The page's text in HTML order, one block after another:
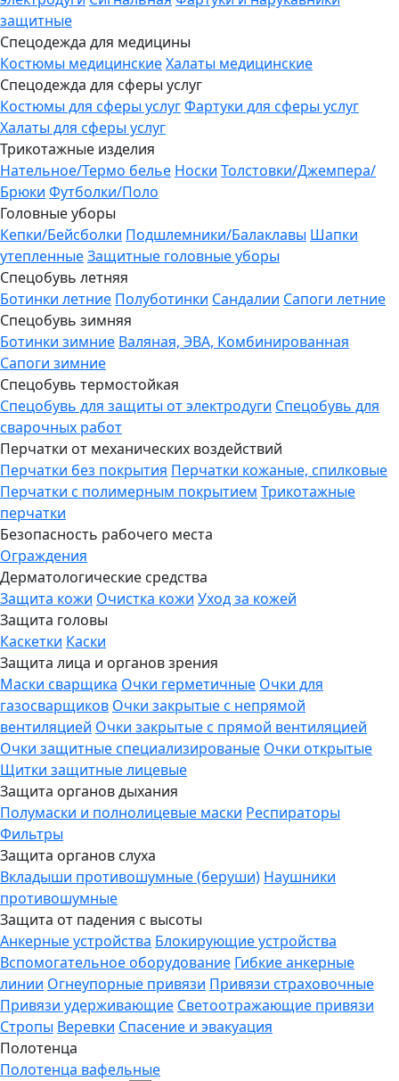
защитные
Спецодежда для медицины
Костюмы медицинскиеХалаты медицинские
Спецодежда для сферы услуг
Костюмы для сферы услугФартуки для сферы услуг
Халаты для сферы услуг
Трикотажные изделия
Нательное/Термо белье Носки Толстовки/Джемпера/
Брюки Футболки/Поло
Головные уборы
Кепки/Бейсболки Подшлемники/Балаклавы Шапки
утепленныеЗащитные головные уборы
Спецобувь летняя
Ботинки летние Полуботинки Сандалии Сапоги летние
Спецобувь зимняя
Ботинки зимние Валяная, ЭВА, Комбинированная
Сапоги зимние
Спецобувь термостойкая
Спецобувь для защиты от электродуги Спецобувь для
сварочных работ
Перчатки от механических воздействий
Перчатки без покрытия Перчатки кожаные, спилковые
Перчатки с полимерным покрытием Трикотажные
перчатки
Безопасность рабочего места
Ограждения
Дерматологические средства
Защита кожи Очистка кожи Уход за кожей
Защита головы
Каскетки Каски
Защита лица и органов зрения
Маски сварщика Очки герметичные Очки для
газосварщиков Очки закрытые с непрямой
вентиляцией Очки закрытые с прямой вентиляцией
Очки защитные специализированые Очки открытые
Щитки защитные лицевые
Защита органов дыхания
Полумаски и полнолицевые маски Респираторы
Фильтры
Защита органов слуха
Вкладыши противошумные (беруши) Наушники
противошумные
Защита от падения с высоты
Анкерные устройства Блокирующие устройства
Вспомогательное оборудование Гибкие анкерные
линии Огнеупорные привязи Привязи страховочные
Привязи удерживающие Светоотражающие привязи
Стропы Веревки Спасение и эвакуация
Полотенца
Полотенца вафельные